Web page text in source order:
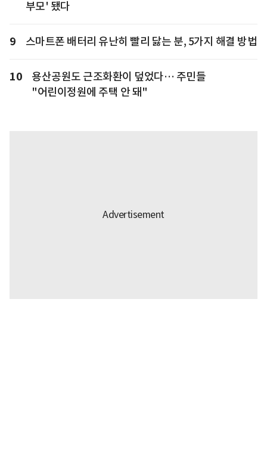
부모' 됐다
9 스마트폰 배터리 유난히 빨리 닳는 분, 5가지 해결 방법
10
용산공원도 근조화환이 덮었다… 주민들
"어린이정원에 주택 안 돼"